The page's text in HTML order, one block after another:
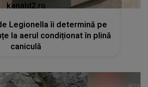
kanald2.ro
Legionella îi determină pe
la aerul condiționat în plină
caniculă